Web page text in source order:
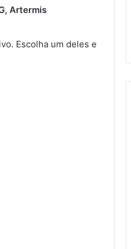
Artermis
Escolha um deles e